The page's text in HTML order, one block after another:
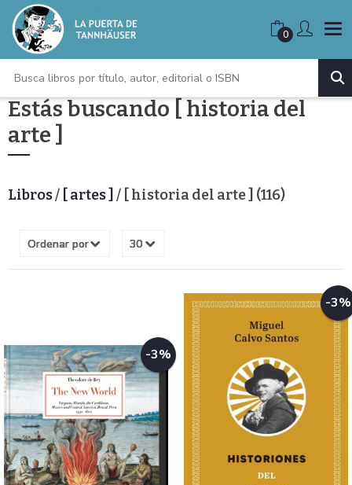
0
Estás buscando [ historia del
arte ]
Libros/ [ artes ] / [ historia del arte ] (116)
-3%
-3%